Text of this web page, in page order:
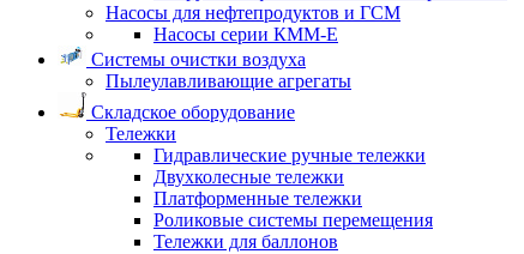
Насосы для нефтепродуктов и ГСМ
Насосы серии КММ-Е
Системы очистки воздуха
Пылеулавливающие агрегаты
Складское оборудование
Тележки
Гидравлические ручные тележки
Двухколесные тележки
Платформенные тележки
Роликовые системы перемещения
Тележки для баллонов